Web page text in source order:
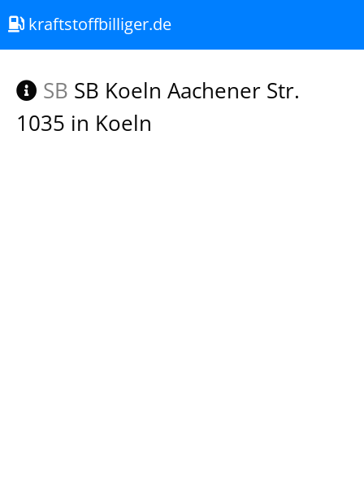
kraftstoffbilliger.de
SB SB Koeln Aachener Str.
1035 in Koeln